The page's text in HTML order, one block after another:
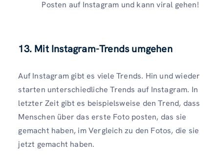
Posten auf Instagram und kann viral gehen!
13. Mit Instagram-Trends umgehen
Auf Instagram gibt es viele Trends. Hin und wieder
starten unterschiedliche Trends auf Instagram. In
letzter Zeit gibt es beispielsweise den Trend, dass
Menschen über das erste Foto posten, das sie
gemacht haben, im Vergleich zu den Fotos, die sie
jetzt gemacht haben.